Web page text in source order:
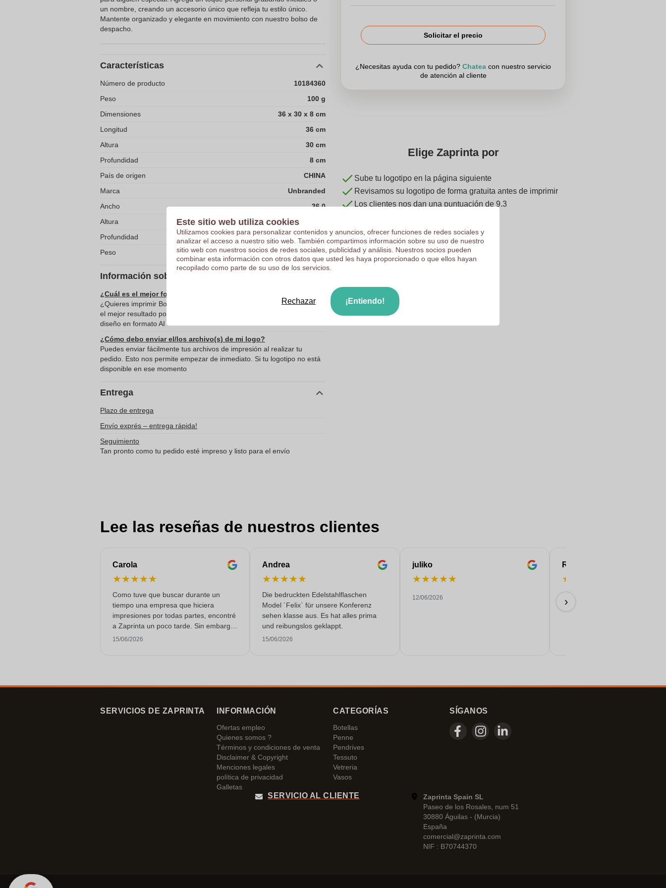
un nombre, creando un accesorio único que refleja tu estilo único.
Mantente organizado y elegante en movimiento con nuestro bolso de
despacho.
Características
Número de producto
10184360
Peso
100 g
Dimensiones
36 x 30 x 8 cm
Longitud
36 cm
Altura
30 cm
Profundidad
8 cm
País de origen
CHINA
Marca
Unbranded
Ancho
36.0
Altura
Profundidad
8.0
Peso
100.0
Información sobre el envío de datos
¿Cuál es el mejor formato para enviar mis archivos?
¿Quieres imprimir Bolso de hombro multipocket de despacho - Sax con
el mejor resultado posible? Te recomendamos enviar tu logotipo o
diseño en formato AI
¿Cómo debo enviar el/los archivo(s) de mi logo?
Puedes enviar fácilmente tus archivos de impresión al realizar tu
pedido. Esto nos permite empezar de inmediato. Si tu logotipo no está
disponible en ese momento
Entrega
Plazo de entrega
Envío exprés – entrega rápida!
Seguimiento
Tan pronto como tu pedido esté impreso y listo para el envío
Solicitar el precio
¿Necesitas ayuda con tu pedido? Chatea con nuestro servicio
de atención al cliente
Elige Zaprinta por
Sube tu logotipo en la página siguiente
Revisamos su logotipo de forma gratuita antes de imprimir
Los clientes nos dan una puntuación de 9.3
Lee las reseñas de nuestros clientes
Carola
★★★★★
Como tuve que buscar durante un
tiempo una empresa que hiciera
impresiones por todas partes, encontré
a Zaprinta un poco tarde. Sin embargo,
lograron entregar 250 tazas de esmalte
15/06/2026
Andrea
★★★★★
Die bedruckten Edelstahlflaschen
Model ´Felix` für unsere Konferenz
sehen klasse aus. Es hat alles prima
und reibungslos geklappt.
15/06/2026
juliko
★★★★★
12/06/2026
ROBERT
★
¡Perfecto!
11/06/2026
›
SERVICIOS DE ZAPRINTA INFORMACIÓN
Ofertas empleo
Quienes somos ?
Términos y condiciones de venta
Disclaimer & Copyright
Menciones legales
política de privacidad
Galletas
CATEGORÍAS
Botellas
Penne
Pendrives
Tessuto
Vetreria
Vasos
SÍGANOS
SERVICIO AL CLIENTE
Zaprinta Spain SL
Paseo de los Rosales, num 51
30880 Águilas - (Murcia)
España
comercial@zaprinta.com
NIF : B70744370
Este sitio web utiliza cookies
Utilizamos cookies para personalizar contenidos y anuncios, ofrecer funciones de redes sociales y
analizar el acceso a nuestro sitio web. También compartimos información sobre su uso de nuestro
sitio web con nuestros socios de redes sociales, publicidad y análisis. Nuestros socios pueden
combinar esta información con otros datos que usted les haya proporcionado o que ellos hayan
recopilado como parte de su uso de los servicios.
Rechazar ¡Entiendo!